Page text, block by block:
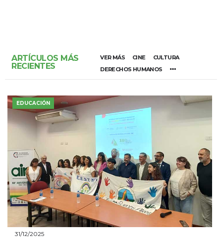
ARTÍCULOS MÁS
RECIENTES
VER MÁS CINE
CULTURA
DERECHOS HUMANOS
EDUCACIÓN
31/12/2025